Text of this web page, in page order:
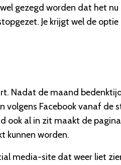
gezegd worden dat het nu
Je krijgt wel de optie
Nadat de maand
volgens Facebook vanaf de
ook al in zit maakt de pagina
kunnen worden.
media-site dat weer liet